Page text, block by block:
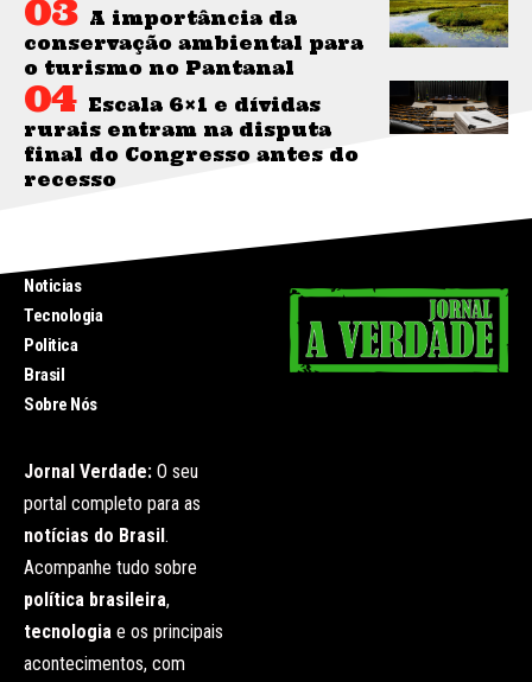
A importância da
conservação ambiental para
o turismo no Pantanal
Escala 6×1 e dívidas
rurais entram na disputa
final do Congresso antes do
recesso
Noticias
Tecnologia
Politica
Brasil
Sobre Nós
Jornal Verdade: O seu
portal completo para as
notícias do Brasil.
Acompanhe tudo sobre
política brasileira,
tecnologia e os principais
acontecimentos, com